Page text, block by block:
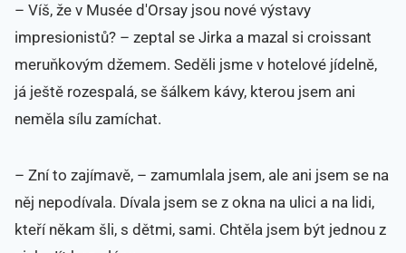
– Víš, že v Musée d'Orsay jsou nové výstavy
impresionistů? – zeptal se Jirka a mazal si croissant
meruňkovým džemem. Seděli jsme v hotelové jídelně,
já ještě rozespalá, se šálkem kávy, kterou jsem ani
neměla sílu zamíchat.
– Zní to zajímavě, – zamumlala jsem, ale ani jsem se na
něj nepodívala. Dívala jsem se z okna na ulici a na lidi,
kteří někam šli, s dětmi, sami. Chtěla jsem být jednou z